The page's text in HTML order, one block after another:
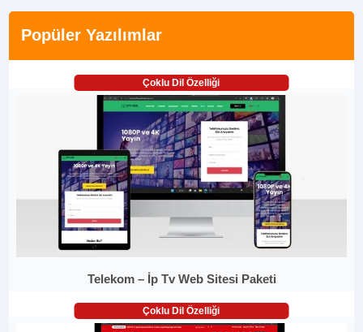
Popüler Yazılımlar
Çoklu Dil Özelliği
Telekom – İp Tv Web Sitesi Paketi
Çoklu Dil Özelliği